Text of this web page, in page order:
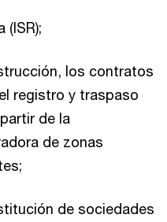
los contratos
registro y traspaso
de la
de zonas
de sociedades